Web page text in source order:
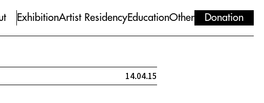
ExhibitionArtist ResidencyEducationOther Donation
14.04.15